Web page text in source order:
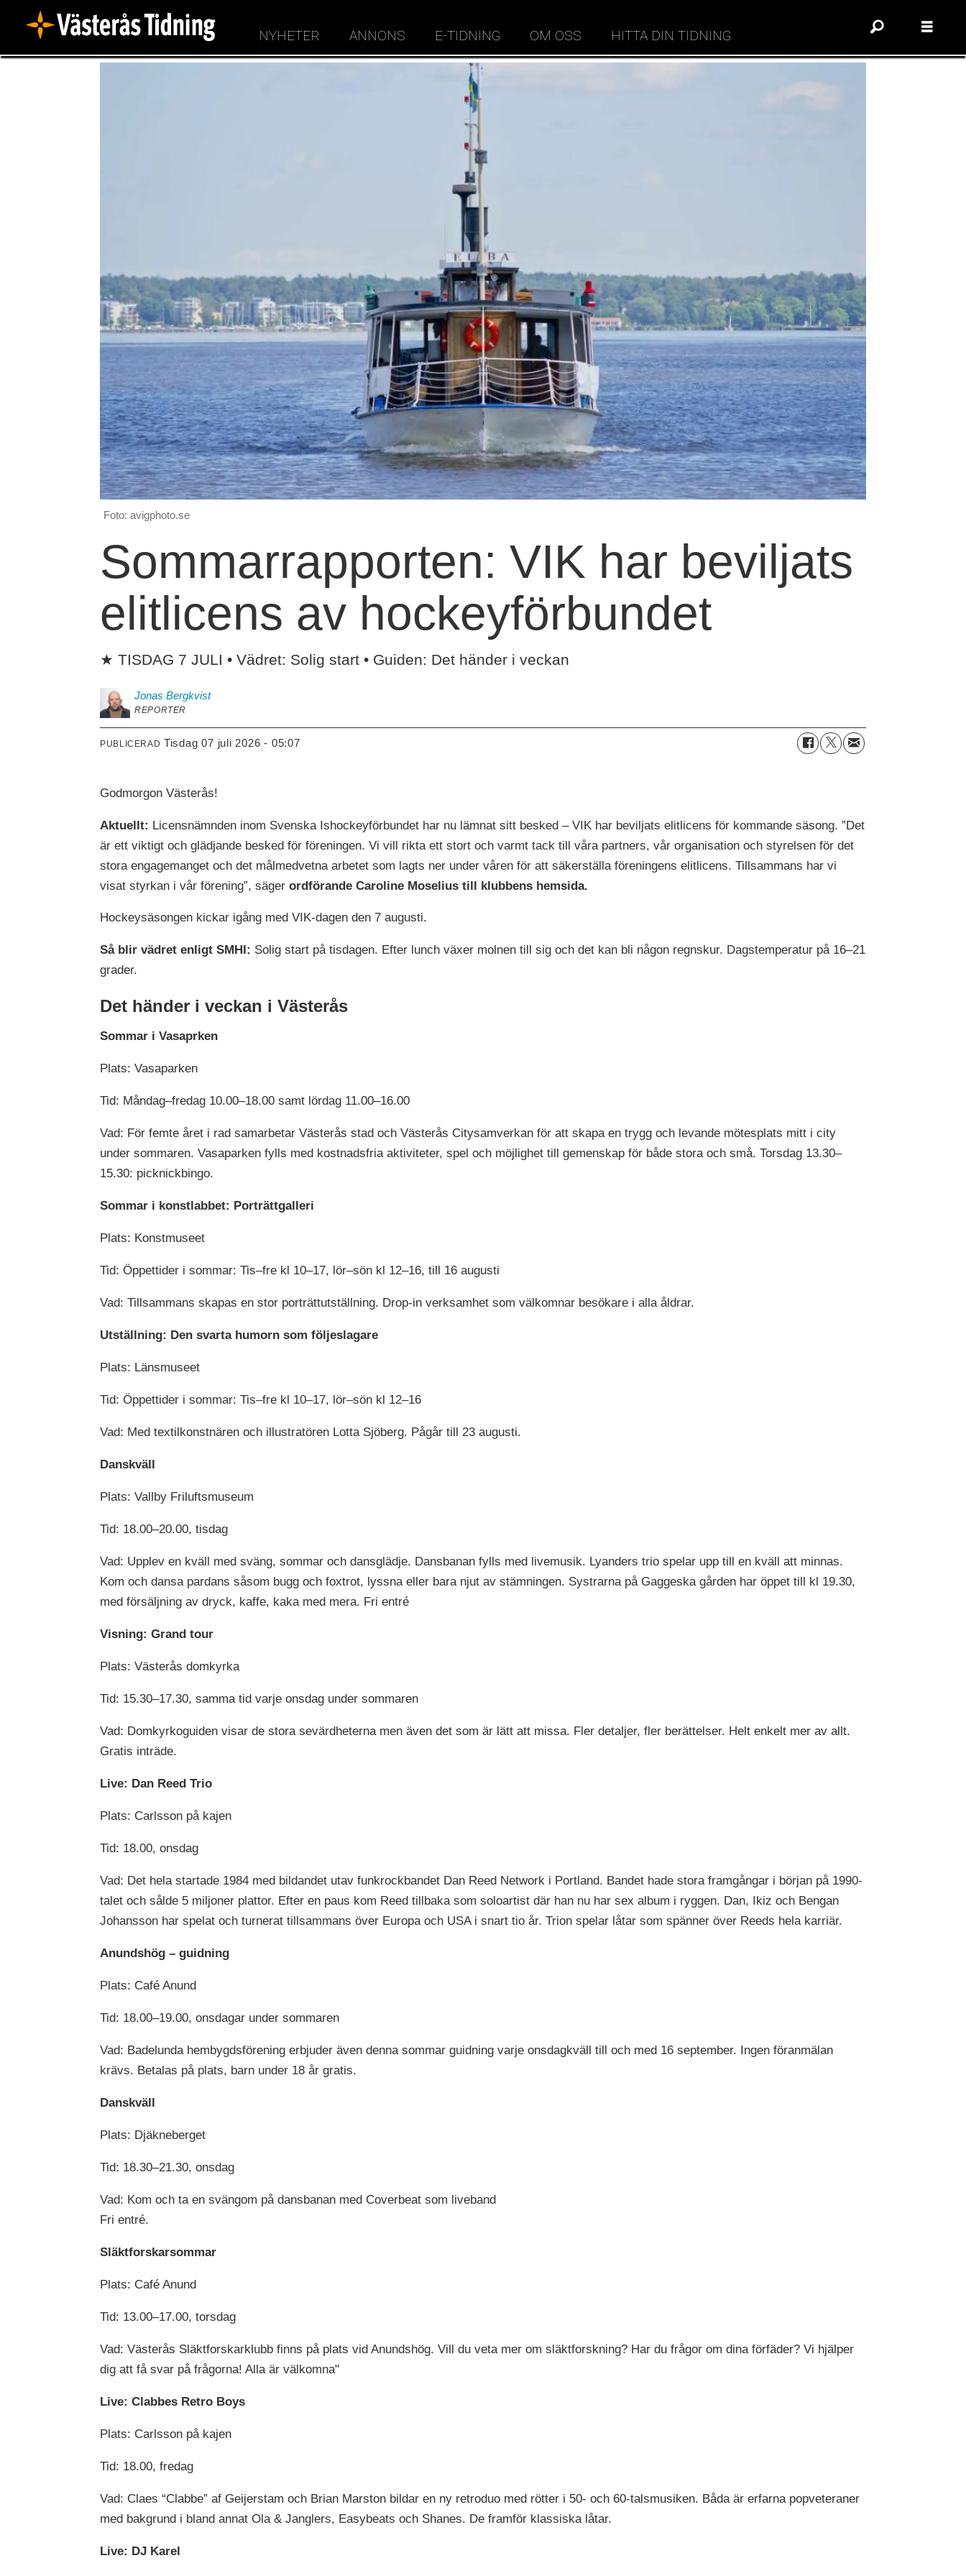
NYHETER ANNONS E-TIDNING OM OSS HITTA DIN TIDNING
Foto: avigphoto.se
Sommarrapporten: VIK har beviljats
elitlicens av hockeyförbundet
★ TISDAG 7 JULI • Vädret: Solig start • Guiden: Det händer i veckan
Jonas Bergkvist
REPORTER
PUBLICERAD tisdag 07 juli 2026 - 05:07
Godmorgon Västerås!
Aktuellt: Licensnämnden inom Svenska Ishockeyförbundet har nu lämnat sitt besked – VIK har beviljats elitlicens för kommande säsong. ”Det
är ett viktigt och glädjande besked för föreningen. Vi vill rikta ett stort och varmt tack till våra partners, vår organisation och styrelsen för det
stora engagemanget och det målmedvetna arbetet som lagts ner under våren för att säkerställa föreningens elitlicens. Tillsammans har vi
visat styrkan i vår förening”, sägerordförande Caroline Moselius till klubbens hemsida.
Hockeysäsongen kickar igång med VIK-dagen den 7 augusti.
Så blir vädret enligt SMHI: Solig start på tisdagen. Efter lunch växer molnen till sig och det kan bli någon regnskur. Dagstemperatur på 16–21
grader.
Det händer i veckan i Västerås
Sommar i Vasaprken
Plats: Vasaparken
Tid: Måndag–fredag 10.00–18.00 samt lördag 11.00–16.00
Vad: För femte året i rad samarbetar Västerås stad och Västerås Citysamverkan för att skapa en trygg och levande mötesplats mitt i city
under sommaren. Vasaparken fylls med kostnadsfria aktiviteter, spel och möjlighet till gemenskap för både stora och små. Torsdag 13.30–
15.30: picknickbingo.
Sommar i konstlabbet: Porträttgalleri
Plats: Konstmuseet
Tid: Öppettider i sommar: Tis–fre kl 10–17, lör–sön kl 12–16, till 16 augusti
Vad: Tillsammans skapas en stor porträttutställning. Drop-in verksamhet som välkomnar besökare i alla åldrar.
Utställning: Den svarta humorn som följeslagare
Plats: Länsmuseet
Tid: Öppettider i sommar: Tis–fre kl 10–17, lör–sön kl 12–16
Vad: Med textilkonstnären och illustratören Lotta Sjöberg. Pågår till 23 augusti.
Danskväll
Plats: Vallby Friluftsmuseum
Tid: 18.00–20.00, tisdag
Vad: Upplev en kväll med sväng, sommar och dansglädje. Dansbanan fylls med livemusik. Lyanders trio spelar upp till en kväll att minnas.
Kom och dansa pardans såsom bugg och foxtrot, lyssna eller bara njut av stämningen. Systrarna på Gaggeska gården har öppet till kl 19.30,
med försäljning av dryck, kaffe, kaka med mera. Fri entré
Visning: Grand tour
Plats: Västerås domkyrka
Tid: 15.30–17.30, samma tid varje onsdag under sommaren
Vad: Domkyrkoguiden visar de stora sevärdheterna men även det som är lätt att missa. Fler detaljer, fler berättelser. Helt enkelt mer av allt.
Gratis inträde.
Live: Dan Reed Trio
Plats: Carlsson på kajen
Tid: 18.00, onsdag
Vad: Det hela startade 1984 med bildandet utav funkrockbandet Dan Reed Network i Portland. Bandet hade stora framgångar i början på 1990-
talet och sålde 5 miljoner plattor. Efter en paus kom Reed tillbaka som soloartist där han nu har sex album i ryggen. Dan, Ikiz och Bengan
Johansson har spelat och turnerat tillsammans över Europa och USA i snart tio år. Trion spelar låtar som spänner över Reeds hela karriär.
Anundshög – guidning
Plats: Café Anund
Tid: 18.00–19.00, onsdagar under sommaren
Vad: Badelunda hembygdsförening erbjuder även denna sommar guidning varje onsdagkväll till och med 16 september. Ingen föranmälan
krävs. Betalas på plats, barn under 18 år gratis.
Danskväll
Plats: Djäkneberget
Tid: 18.30–21.30, onsdag
Vad: Kom och ta en svängom på dansbanan med Coverbeat som liveband
Fri entré.
Släktforskarsommar
Plats: Café Anund
Tid: 13.00–17.00, torsdag
Vad: Västerås Släktforskarklubb finns på plats vid Anundshög. Vill du veta mer om släktforskning? Har du frågor om dina förfäder? Vi hjälper
dig att få svar på frågorna! Alla är välkomna"
Live: Clabbes Retro Boys
Plats: Carlsson på kajen
Tid: 18.00, fredag
Vad: Claes “Clabbe” af Geijerstam och Brian Marston bildar en ny retroduo med rötter i 50- och 60-talsmusiken. Båda är erfarna popveteraner
med bakgrund i bland annat Ola & Janglers, Easybeats och Shanes. De framför klassiska låtar.
Live: DJ Karel